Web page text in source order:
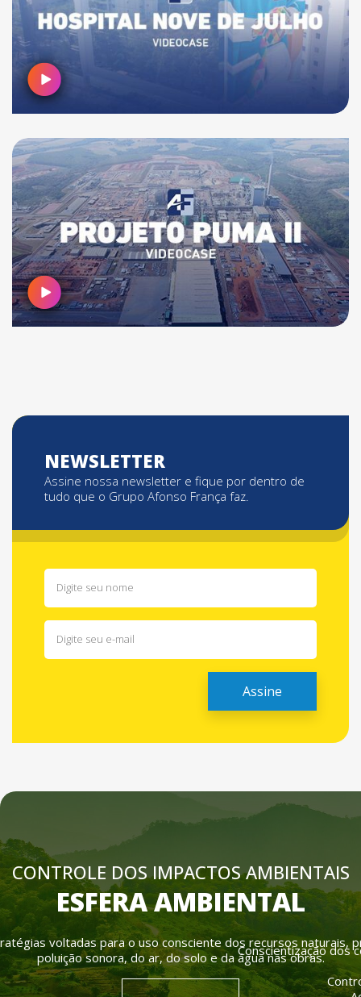
NEWSLETTER
Assine nossa newsletter e fique por dentro de
tudo que o Grupo Afonso França faz.
sejam atendidos,
gestão de riscos,
CONTROLE DOS IMPACTOS AMBIENTAIS
ESFERA AMBIENTAL
voltadas para o uso consciente dos recursos naturais,
poluição sonora, do ar, do solo e da água nas obras.
Conscientização dos